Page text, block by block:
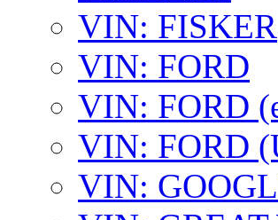
VIN: FISKER
VIN: FORD
VIN: FORD
VIN: FORD
VIN: